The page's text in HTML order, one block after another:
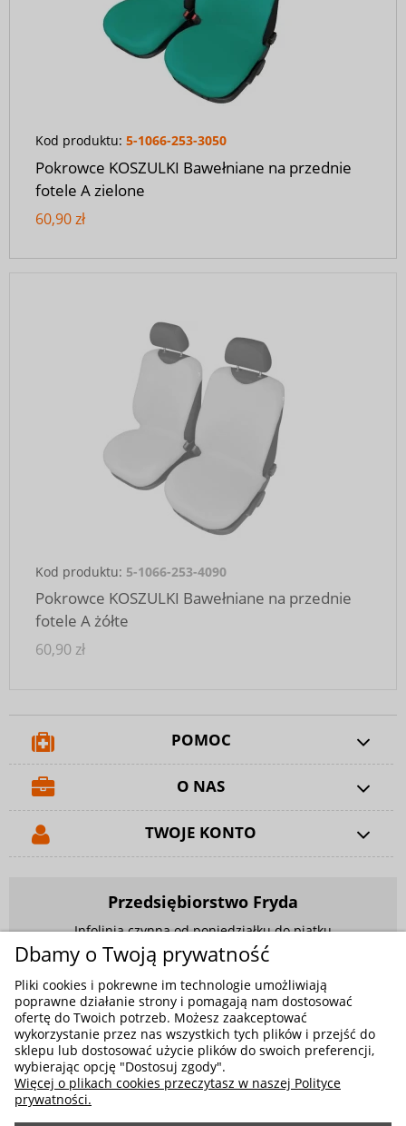
Kod produktu: 5-1066-253-3050
Pokrowce KOSZULKI Bawełniane na przednie
fotele A zielone
60,90 zł
Kod produktu: 5-1066-253-4090
Pokrowce KOSZULKI Bawełniane na przednie
fotele A żółte
60,90 zł
POMOC
O NAS
TWOJE KONTO
Przedsiębiorstwo Fryda
Infolinia czynna od poniedziałku do piątku
w godzinach 9.00 - 17.00
881 703 704
E-mail:sklep@fryda.com.pl
Sklepy stacjonarne:
ul. Składowa 26, 34-400 Nowy Targ
ul. Żywiecka 91, 43-300 Bielsko-Biała
Dbamy o Twoją prywatność
Pliki cookies i pokrewne im technologie umożliwiają
poprawne działanie strony i pomagają nam dostosować
ofertę do Twoich potrzeb. Możesz zaakceptować
wykorzystanie przez nas wszystkich tych plików i przejść do
sklepu lub dostosować użycie plików do swoich preferencji,
wybierając opcję "Dostosuj zgody".
Więcej o plikach cookies przeczytasz w naszej Polityce
prywatności.